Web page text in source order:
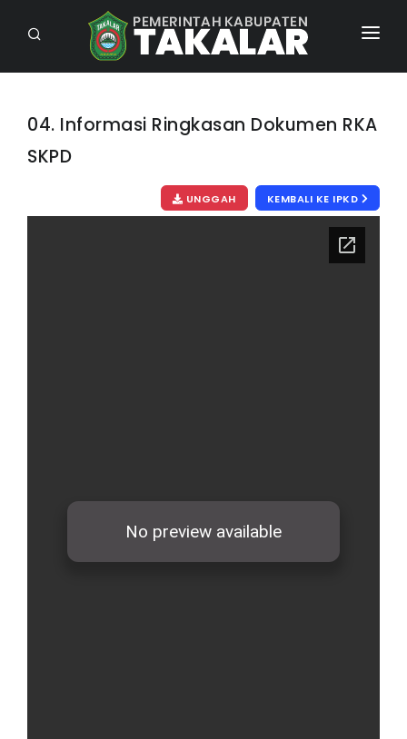
BERANDA
PROFIL
INFORMASI PUBLIK
04. Informasi Ringkasan Dokumen RKA
SKPD
UNGGAH KEMBALI KE IPKD